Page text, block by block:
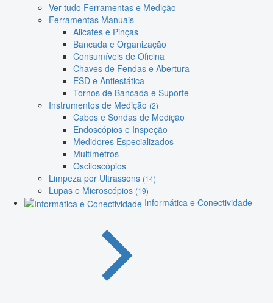
Ver tudo Ferramentas e Medição
Ferramentas Manuais
Alicates e Pinças
Bancada e Organização
Consumíveis de Oficina
Chaves de Fendas e Abertura
ESD e Antiestática
Tornos de Bancada e Suporte
Instrumentos de Medição (2)
Cabos e Sondas de Medição
Endoscópios e Inspeção
Medidores Especializados
Multímetros
Osciloscópios
Limpeza por Ultrassons (14)
Lupas e Microscópios (19)
Informática e Conectividade